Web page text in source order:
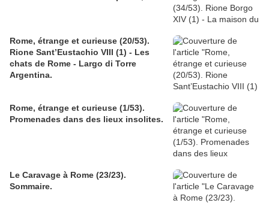
Rome, étrange et curieuse (20/53).
Rione Sant’Eustachio VIII (1) - Les
chats de Rome - Largo di Torre
Argentina.
Rome, étrange et curieuse (1/53).
Promenades dans des lieux insolites.
Le Caravage à Rome (23/23).
Sommaire.